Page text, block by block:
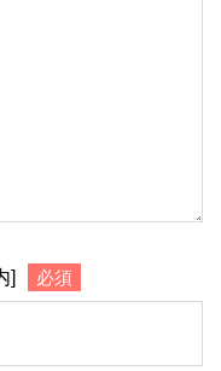
] 必須